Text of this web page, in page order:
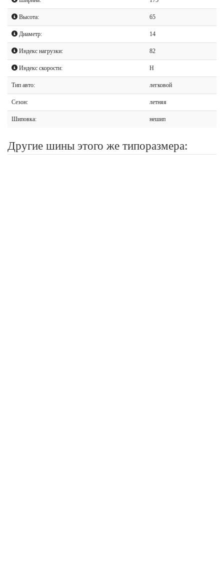
Высота: 65
Диаметр: 14
Индекс нагрузки: 82
Индекс скорости: H
Тип авто: легковой
Сезон: летняя
Шиповка: нешип
Другие шины этого же типоразмера: